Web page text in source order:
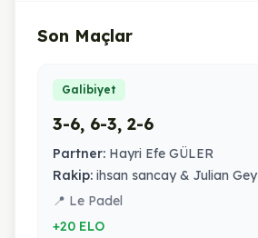
Son Maçlar
Galibiyet
3-6, 6-3, 2-6
Partner: Hayri Efe GÜLER
Rakip: ihsan sancay & Julian Gey
📍 Le Padel
+20 ELO